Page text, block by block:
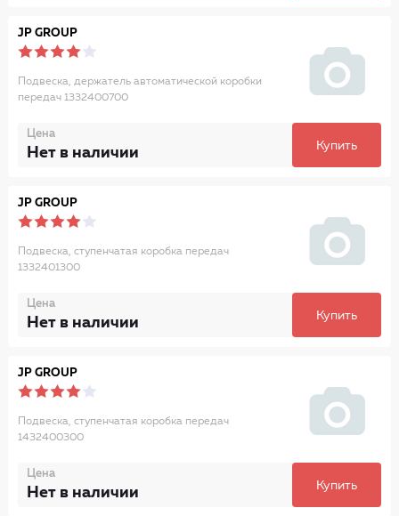
JP GROUP
Подвеска, держатель автоматической коробки
передач 1332400700
Цена
Нет в наличии Купить
JP GROUP
Подвеска, ступенчатая коробка передач
1332401300
Цена
Нет в наличии Купить
JP GROUP
Подвеска, ступенчатая коробка передач
1432400300
Цена
Нет в наличии Купить